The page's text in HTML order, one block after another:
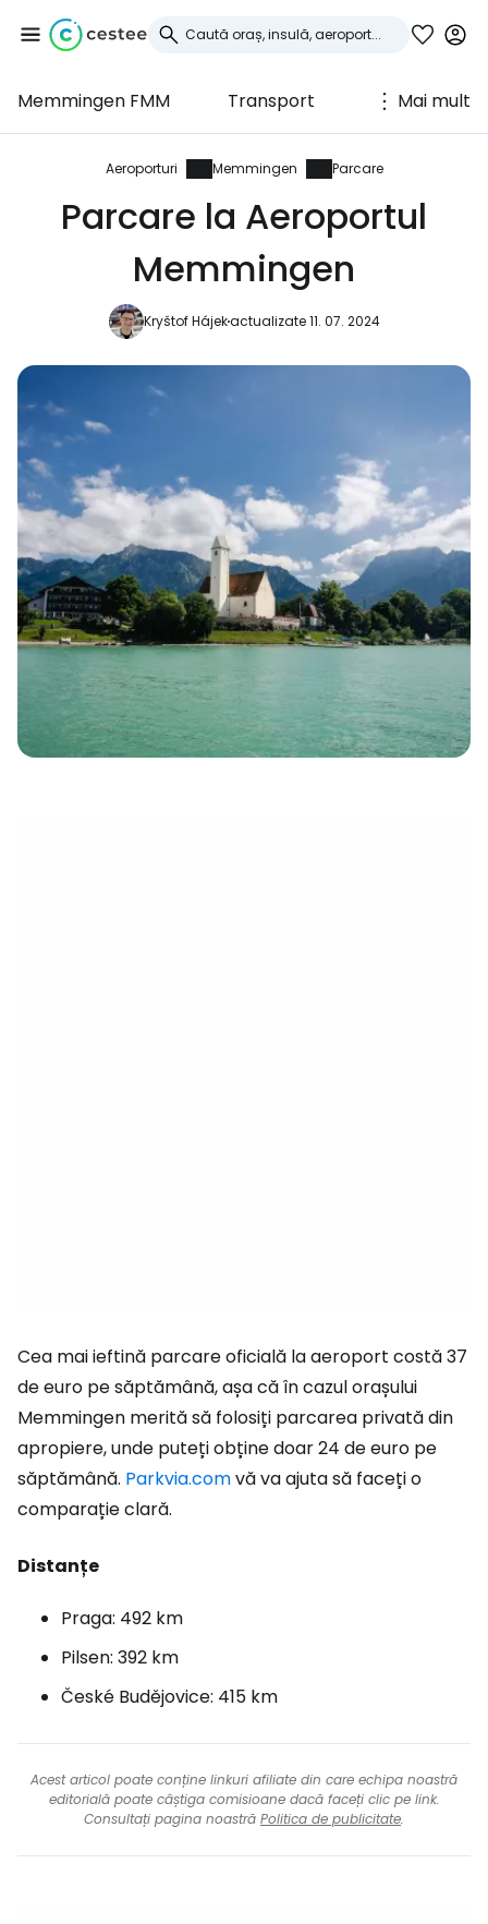
Memmingen FMM Transport Mai mult
Aeroporturi Memmingen Parcare
Parcare la Aeroportul
Memmingen
Kryštof Hájekactualizate 11. 07. 2024
Cea mai ieftină parcare oficială la aeroport costă 37
de euro pe săptămână, așa că în cazul orașului
Memmingen merită să folosiți parcarea privată din
apropiere, unde puteți obține doar 24 de euro pe
săptămână. Parkvia.comvă va ajuta să faceți o
comparație clară.
Distanțe
Praga: 492 km
Pilsen: 392 km
České Budějovice: 415 km
Acest articol poate conține linkuri afiliate din care echipa noastră
editorială poate câștiga comisioane dacă faceți clic pe link.
Consultați pagina noastră Politica de publicitate.
Conectați-vă la
Cestee
... comunitatea mondială a călătorilor
Continuați cu Google
Continuați cu Facebook
Continuați cu e-mailul